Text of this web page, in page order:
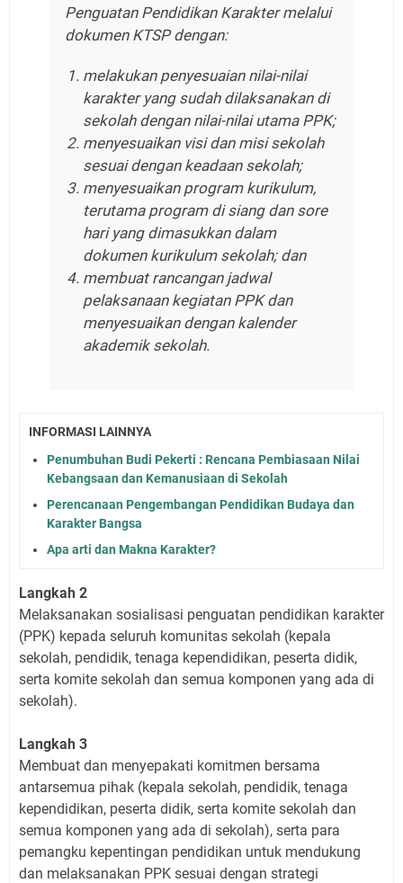
Penguatan Pendidikan Karakter melalui
dokumen KTSP dengan:
melakukan penyesuaian nilai-nilai
karakter yang sudah dilaksanakan di
sekolah dengan nilai-nilai utama PPK;
menyesuaikan visi dan misi sekolah
sesuai dengan keadaan sekolah;
menyesuaikan program kurikulum,
terutama program di siang dan sore
hari yang dimasukkan dalam
dokumen kurikulum sekolah; dan
membuat rancangan jadwal
pelaksanaan kegiatan PPK dan
menyesuaikan dengan kalender
akademik sekolah.
INFORMASI LAINNYA
Penumbuhan Budi Pekerti : Rencana Pembiasaan Nilai
Kebangsaan dan Kemanusiaan di Sekolah
Perencanaan Pengembangan Pendidikan Budaya dan
Karakter Bangsa
Apa arti dan Makna Karakter?
Langkah 2
Melaksanakan sosialisasi penguatan pendidikan karakter
(PPK) kepada seluruh komunitas sekolah (kepala
sekolah, pendidik, tenaga kependidikan, peserta didik,
serta komite sekolah dan semua komponen yang ada di
sekolah).
Langkah 3
Membuat dan menyepakati komitmen bersama
antarsemua pihak (kepala sekolah, pendidik, tenaga
kependidikan, peserta didik, serta komite sekolah dan
semua komponen yang ada di sekolah), serta para
pemangku kepentingan pendidikan untuk mendukung
dan melaksanakan PPK sesuai dengan strategi